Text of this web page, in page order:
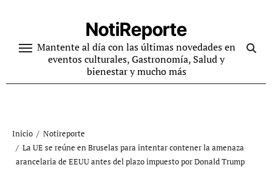
contenido
NotiReporte
Mantente al día con las últimas novedades en
eventos culturales, Gastronomía, Salud y
bienestar y mucho más
Inicio
Notireporte
La UE se reúne en Bruselas para intentar contener la amenaza
arancelaria de EEUU antes del plazo impuesto por Donald Trump